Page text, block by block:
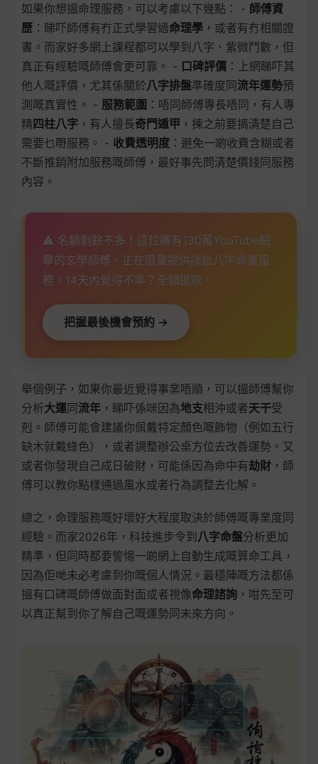
如果你想搵命理服務，可以考慮以下幾點： - 師傅資
歷 ：睇吓師傅有冇正式學習過命理學 ，或者有冇相關證
書。而家好多網上課程都可以學到八字、紫微鬥數，但
真正有經驗嘅師傅會更可靠。 - 口碑評價 ：上網睇吓其
他人嘅評價，尤其係關於八字排盤準確度同流年運勢預
測嘅真實性。 - 服務範圍 ：唔同師傅專長唔同，有人專
精四柱八字 ，有人擅長奇門遁甲 ，揀之前要搞清楚自己
需要乜嘢服務。 - 收費透明度 ：避免一啲收費含糊或者
不斷推銷附加服務嘅師傅，最好事先問清楚價錢同服務
內容。
⚠️ 名額剩餘不多！這位擁有130萬YouTube點
擊的玄學師傅，正在限量提供詳批八字命書服
務。14天內覺得不準？全額退款。
把握最後機會預約 →
舉個例子，如果你最近覺得事業唔順，可以搵師傅幫你
分析大運同流年 ，睇吓係咪因為地支相沖或者天干受
剋。師傅可能會建議你佩戴特定顏色嘅飾物（例如五行
缺木就戴綠色），或者調整辦公桌方位去改善運勢。又
或者你發現自己成日破財，可能係因為命中有劫財 ，師
傅可以教你點樣通過風水或者行為調整去化解。
總之，命理服務嘅好壞好大程度取決於師傅嘅專業度同
經驗。而家2026年，科技進步令到 八字命盤分析更加
精準，但同時都要警惕一啲網上自動生成嘅算命工具，
因為佢哋未必考慮到你嘅個人情況。最穩陣嘅方法都係
搵有口碑嘅師傅做面對面或者視像命理諮詢 ，咁先至可
以真正幫到你了解自己嘅運勢同未來方向。